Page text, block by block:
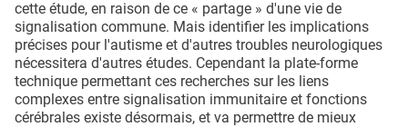
cette étude, en raison de ce « partage » d'une vie de
signalisation commune. Mais identifier les implications
précises pour l'autisme et d'autres troubles neurologiques
nécessitera d'autres études. Cependant la plate-forme
technique permettant ces recherches sur les liens
complexes entre signalisation immunitaire et fonctions
cérébrales existe désormais, et va permettre de mieux